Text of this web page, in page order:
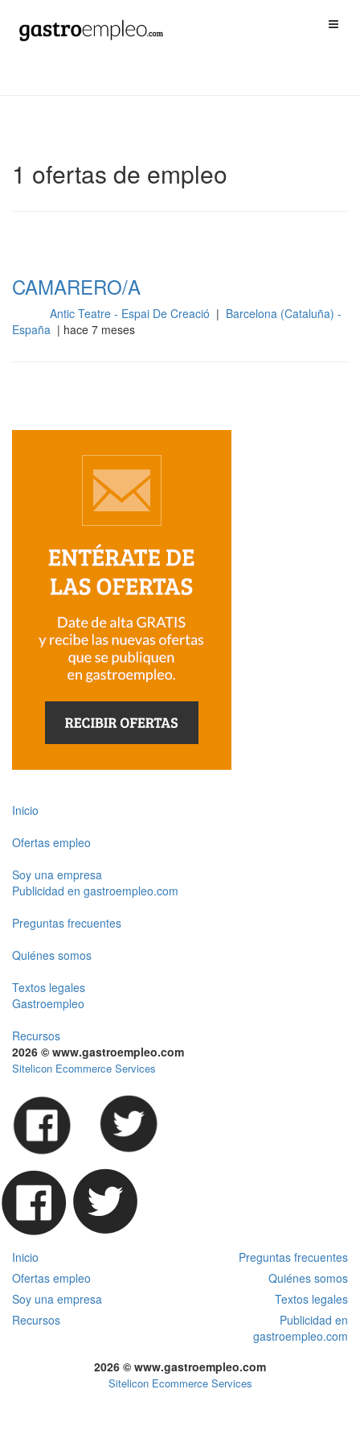
1 ofertas de empleo
CAMARERO/A
Antic Teatre - Espai De Creació | Barcelona (Cataluña) -
España | hace 7 meses
Inicio
Ofertas empleo
Soy una empresa
Publicidad en gastroempleo.com
Preguntas frecuentes
Quiénes somos
Textos legales
Gastroempleo
Recursos
2026 © www.gastroempleo.com
Sitelicon Ecommerce Services
Inicio
Preguntas frecuentes
Ofertas empleo
Quiénes somos
Soy una empresa
Textos legales
Recursos
Publicidad en
gastroempleo.com
2026 © www.gastroempleo.com
Sitelicon Ecommerce Services